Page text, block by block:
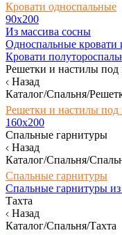
Кровати односпальные
90х200
Из массива сосны
Односпальные кровати
Кровати
Решетки и настилы под
Назад
Каталог/Спальня/
Решетки и настилы под
160х200
Спальные гарнитуры
Назад
Каталог/Спальня/
Спальные гарнитуры
Спальные гарнитуры из
Тахта
Назад
Каталог/Спальня/Тахта